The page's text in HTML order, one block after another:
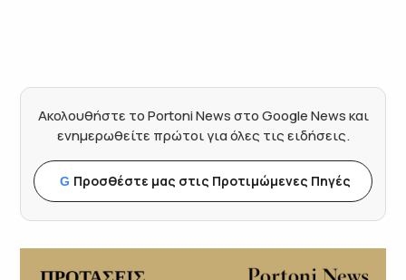
Ακολουθήστε το Portoni News στο Google News και
ενημερωθείτε πρώτοι για όλες τις ειδήσεις.
G Προσθέστε μας στις Προτιμώμενες Πηγές